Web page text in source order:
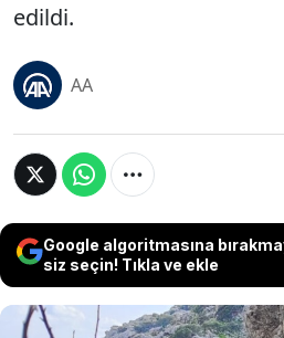
edildi.
AA
Google algoritmasına
siz seçin! Tıkla ve ekle